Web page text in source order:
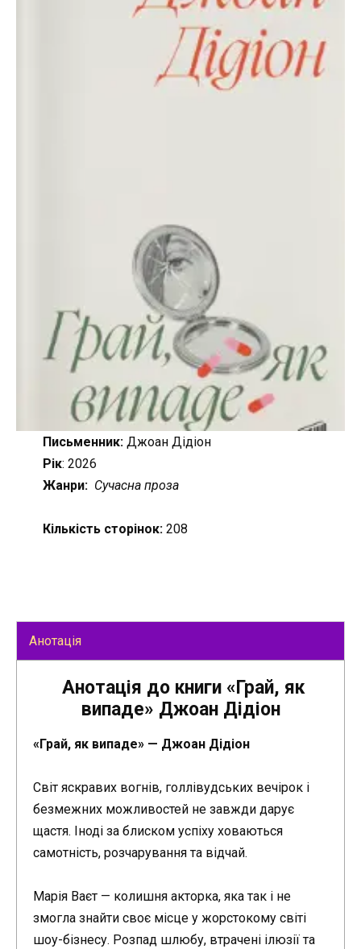
Письменник:Джоан Дідіон
Рік: 2026
Жанри: Сучасна проза
Кількість сторінок:208
Анотація
Анотація до книги «Грай, як
випаде» Джоан Дідіон
«Грай, як випаде» — Джоан Дідіон
Світ яскравих вогнів, голлівудських вечірок і
безмежних можливостей не завжди дарує
щастя. Іноді за блиском успіху ховаються
самотність, розчарування та відчай.
Марія Ваєт — колишня акторка, яка так і не
змогла знайти своє місце у жорстокому світі
шоу-бізнесу. Розпад шлюбу, втрачені ілюзії та